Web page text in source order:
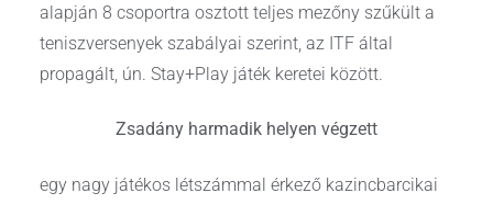
alapján 8 csoportra osztott teljes mezőny szűkült a
teniszversenyek szabályai szerint, az ITF által
propagált, ún. Stay+Play játék keretei között.
Zsadány harmadik helyen végzett
egy nagy játékos létszámmal érkező kazincbarcikai